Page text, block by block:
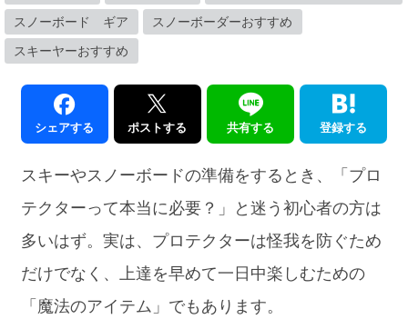
スノーボード ギア スノーボーダーおすすめ
スキーヤーおすすめ
シェアする ポストする 共有する 登録する
スキーやスノーボードの準備をするとき、「プロ
テクターって本当に必要？」と迷う初心者の方は
多いはず。実は、プロテクターは怪我を防ぐため
だけでなく、上達を早めて一日中楽しむための
「魔法のアイテム」でもあります。